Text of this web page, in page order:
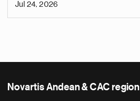
Jul 24, 2026
Novartis Andean & CAC region